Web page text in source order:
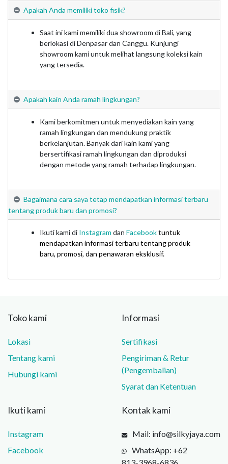
Apakah Anda memiliki toko fisik?
Saat ini kami memiliki dua showroom di Bali, yang
berlokasi di Denpasar dan Canggu. Kunjungi
showroom kami untuk melihat langsung koleksi kain
yang tersedia.
Apakah kain Anda ramah lingkungan?
Kami berkomitmen untuk menyediakan kain yang
ramah lingkungan dan mendukung praktik
berkelanjutan. Banyak dari kain kami yang
bersertifikasi ramah lingkungan dan diproduksi
dengan metode yang ramah terhadap lingkungan.
Bagaimana cara saya tetap mendapatkan informasi terbaru
tentang produk baru dan promosi?
Ikuti kami di Instagram dan Facebooktuntuk
mendapatkan informasi terbaru tentang produk
baru, promosi, dan penawaran eksklusif.
Toko kami
Lokasi
Tentang kami
Hubungi kami
Informasi
Sertifikasi
Pengiriman & Retur
(Pengembalian)
Syarat dan Ketentuan
Ikuti kami
Instagram
Facebook
Kontak kami
Mail: info@silkyjaya.com
WhatsApp: +62